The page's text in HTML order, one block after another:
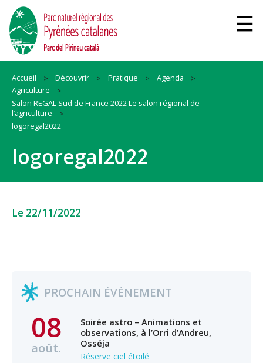
Accueil Découvrir Pratique
Agenda
Agriculture
Salon REGAL Sud de France 2022 Le salon régional de
l’agriculture
logoregal2022
logoregal2022
Le 22/11/2022
PROCHAIN ÉVÉNEMENT
08
août.
Soirée astro – Animations et
observations, à l’Orri d’Andreu,
Osséja
Réserve ciel étoilé